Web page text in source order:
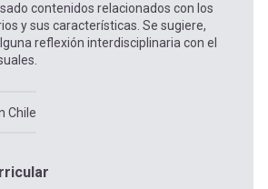
contenidos relacionados con los
y sus características. Se sugiere,
reflexión interdisciplinaria con el
Chile